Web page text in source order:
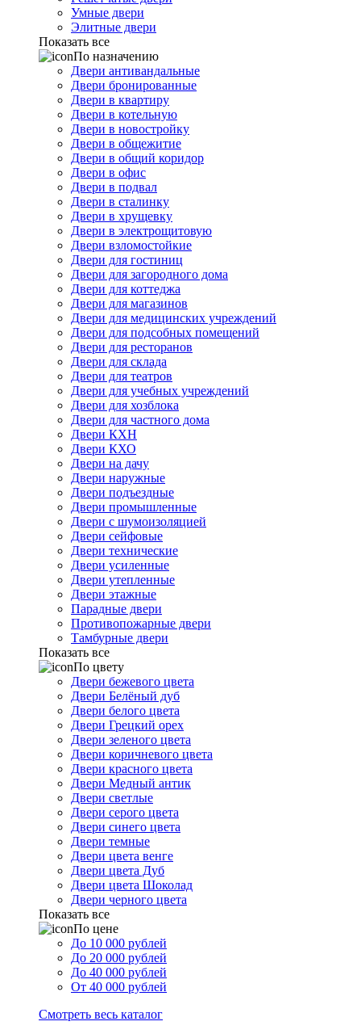
Умные двери
Элитные двери
Показать все
По назначению
Двери антивандальные
Двери бронированные
Двери в квартиру
Двери в котельную
Двери в новостройку
Двери в общежитие
Двери в общий коридор
Двери в офис
Двери в подвал
Двери в сталинку
Двери в хрущевку
Двери в электрощитовую
Двери взломостойкие
Двери для гостиниц
Двери для загородного дома
Двери для коттеджа
Двери для магазинов
Двери для медицинских учреждений
Двери для подсобных помещений
Двери для ресторанов
Двери для склада
Двери для театров
Двери для учебных учреждений
Двери для хозблока
Двери для частного дома
Двери КХН
Двери КХО
Двери на дачу
Двери наружные
Двери подъездные
Двери промышленные
Двери с шумоизоляцией
Двери сейфовые
Двери технические
Двери усиленные
Двери утепленные
Двери этажные
Парадные двери
Противопожарные двери
Тамбурные двери
Показать все
По цвету
Двери бежевого цвета
Двери Белёный дуб
Двери белого цвета
Двери Грецкий орех
Двери зеленого цвета
Двери коричневого цвета
Двери красного цвета
Двери Медный антик
Двери светлые
Двери серого цвета
Двери синего цвета
Двери темные
Двери цвета венге
Двери цвета Дуб
Двери цвета Шоколад
Двери черного цвета
Показать все
По цене
До 10 000 рублей
До 20 000 рублей
До 40 000 рублей
От 40 000 рублей
Смотреть весь каталог